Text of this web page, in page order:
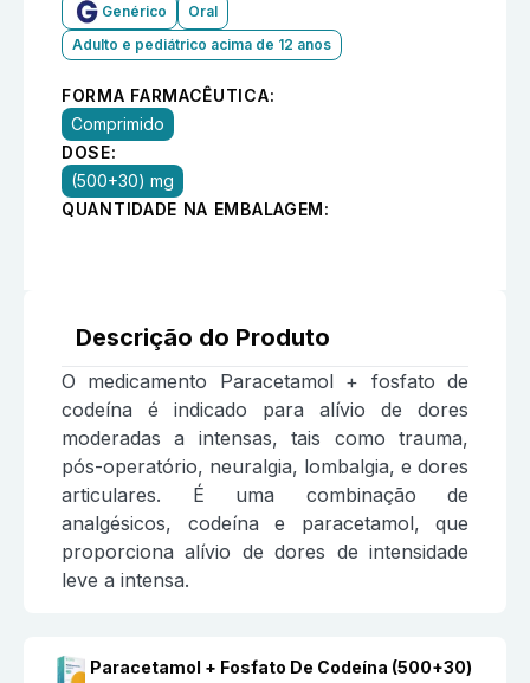
Genérico
Oral
Adulto e pediátrico acima de 12 anos
FORMA FARMACÊUTICA:
Comprimido
DOSE:
(500+30) mg
QUANTIDADE NA EMBALAGEM:
Descrição do Produto
O medicamento Paracetamol + fosfato de
codeína é indicado para alívio de dores
moderadas a intensas, tais como trauma,
pós-operatório, neuralgia, lombalgia, e dores
articulares. É uma combinação de
analgésicos, codeína e paracetamol, que
proporciona alívio de dores de intensidade
leve a intensa.
Paracetamol + Fosfato De Codeína (500+30)